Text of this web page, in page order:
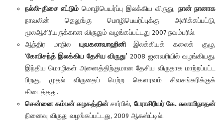
நல்லி-திசை எட்டும் மொழிபெயர்ப்பு இலக்கிய விருது, நான் நானாக
நாவலின் தெலுங்கு மொழிபெயர்ப்புக்கு அளிக்கப்பட்டு,
மூலஆசிரியருக்கான விருதும் வழங்கப்பட்டது 2007 நவம்பரில்.
ஆந்திர மாநில யுவகலாவாஹினிஇலக்கியக் கலைக் குழு,
‘கோபிசந்த் இலக்கிய தேசிய விருது’ 2008 ஜனவரியில் வழங்கியது.
இந்திய மொழிகள் அனைத்திற்குமான தேசிய விருதாக மாற்றப்பட்ட
பிறகு, முதல் விருதைப் பெற்ற கௌரவம் சிவசங்கரிக்குக்
கிடைத்தது.
சென்னை கம்பன் கழகத்தின் சார்பில், பேராசிரியர் கே. சுவாமிநாதன்
நினைவு விருது வழங்கப்பட்டது, 2009 ஆகஸ்ட்டில்.